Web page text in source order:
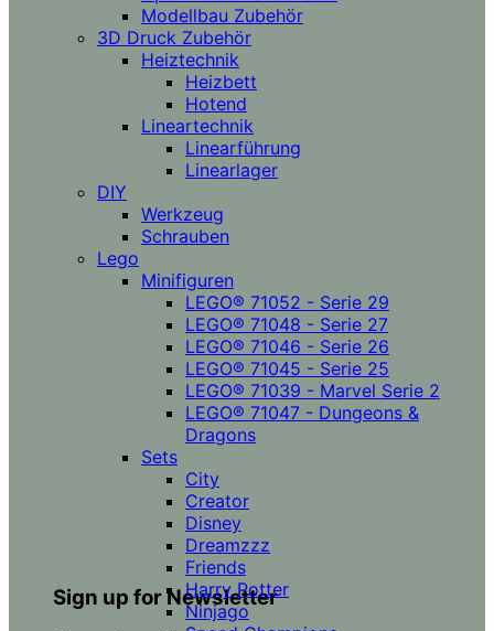
Sign up for Newsletter
Modellbau Zubehör
3D Druck Zubehör
Heiztechnik
Heizbett
Hotend
Lineartechnik
Linearführung
Linearlager
DIY
Werkzeug
Schrauben
Lego
Minifiguren
LEGO® 71052 - Serie 29
LEGO® 71048 - Serie 27
LEGO® 71046 - Serie 26
LEGO® 71045 - Serie 25
LEGO® 71039 - Marvel Serie 2
LEGO® 71047 - Dungeons &
Dragons
Sets
City
Creator
Disney
Dreamzzz
Friends
Harry Potter
Ninjago